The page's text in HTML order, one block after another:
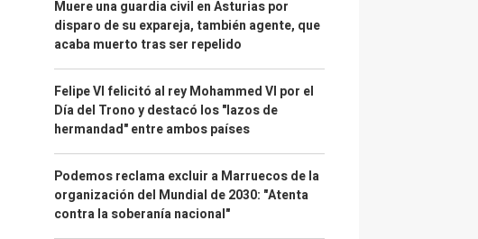
Muere una guardia civil en Asturias por
disparo de su expareja, también agente, que
acaba muerto tras ser repelido
Felipe VI felicitó al rey Mohammed VI por el
Día del Trono y destacó los "lazos de
hermandad" entre ambos países
Podemos reclama excluir a Marruecos de la
organización del Mundial de 2030: "Atenta
contra la soberanía nacional"